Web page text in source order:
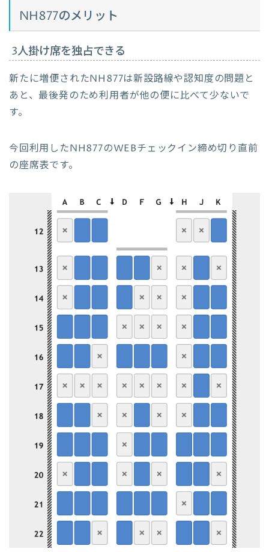
NH877のメリット
3人掛け席を独占できる
新たに増便されたNH877は新設路線や認知度の問題と
あと、最後発のため利用者が他の便に比べて少ないで
す。
今回利用したNH877のWEBチェックイン締め切り直前
の座席表です。